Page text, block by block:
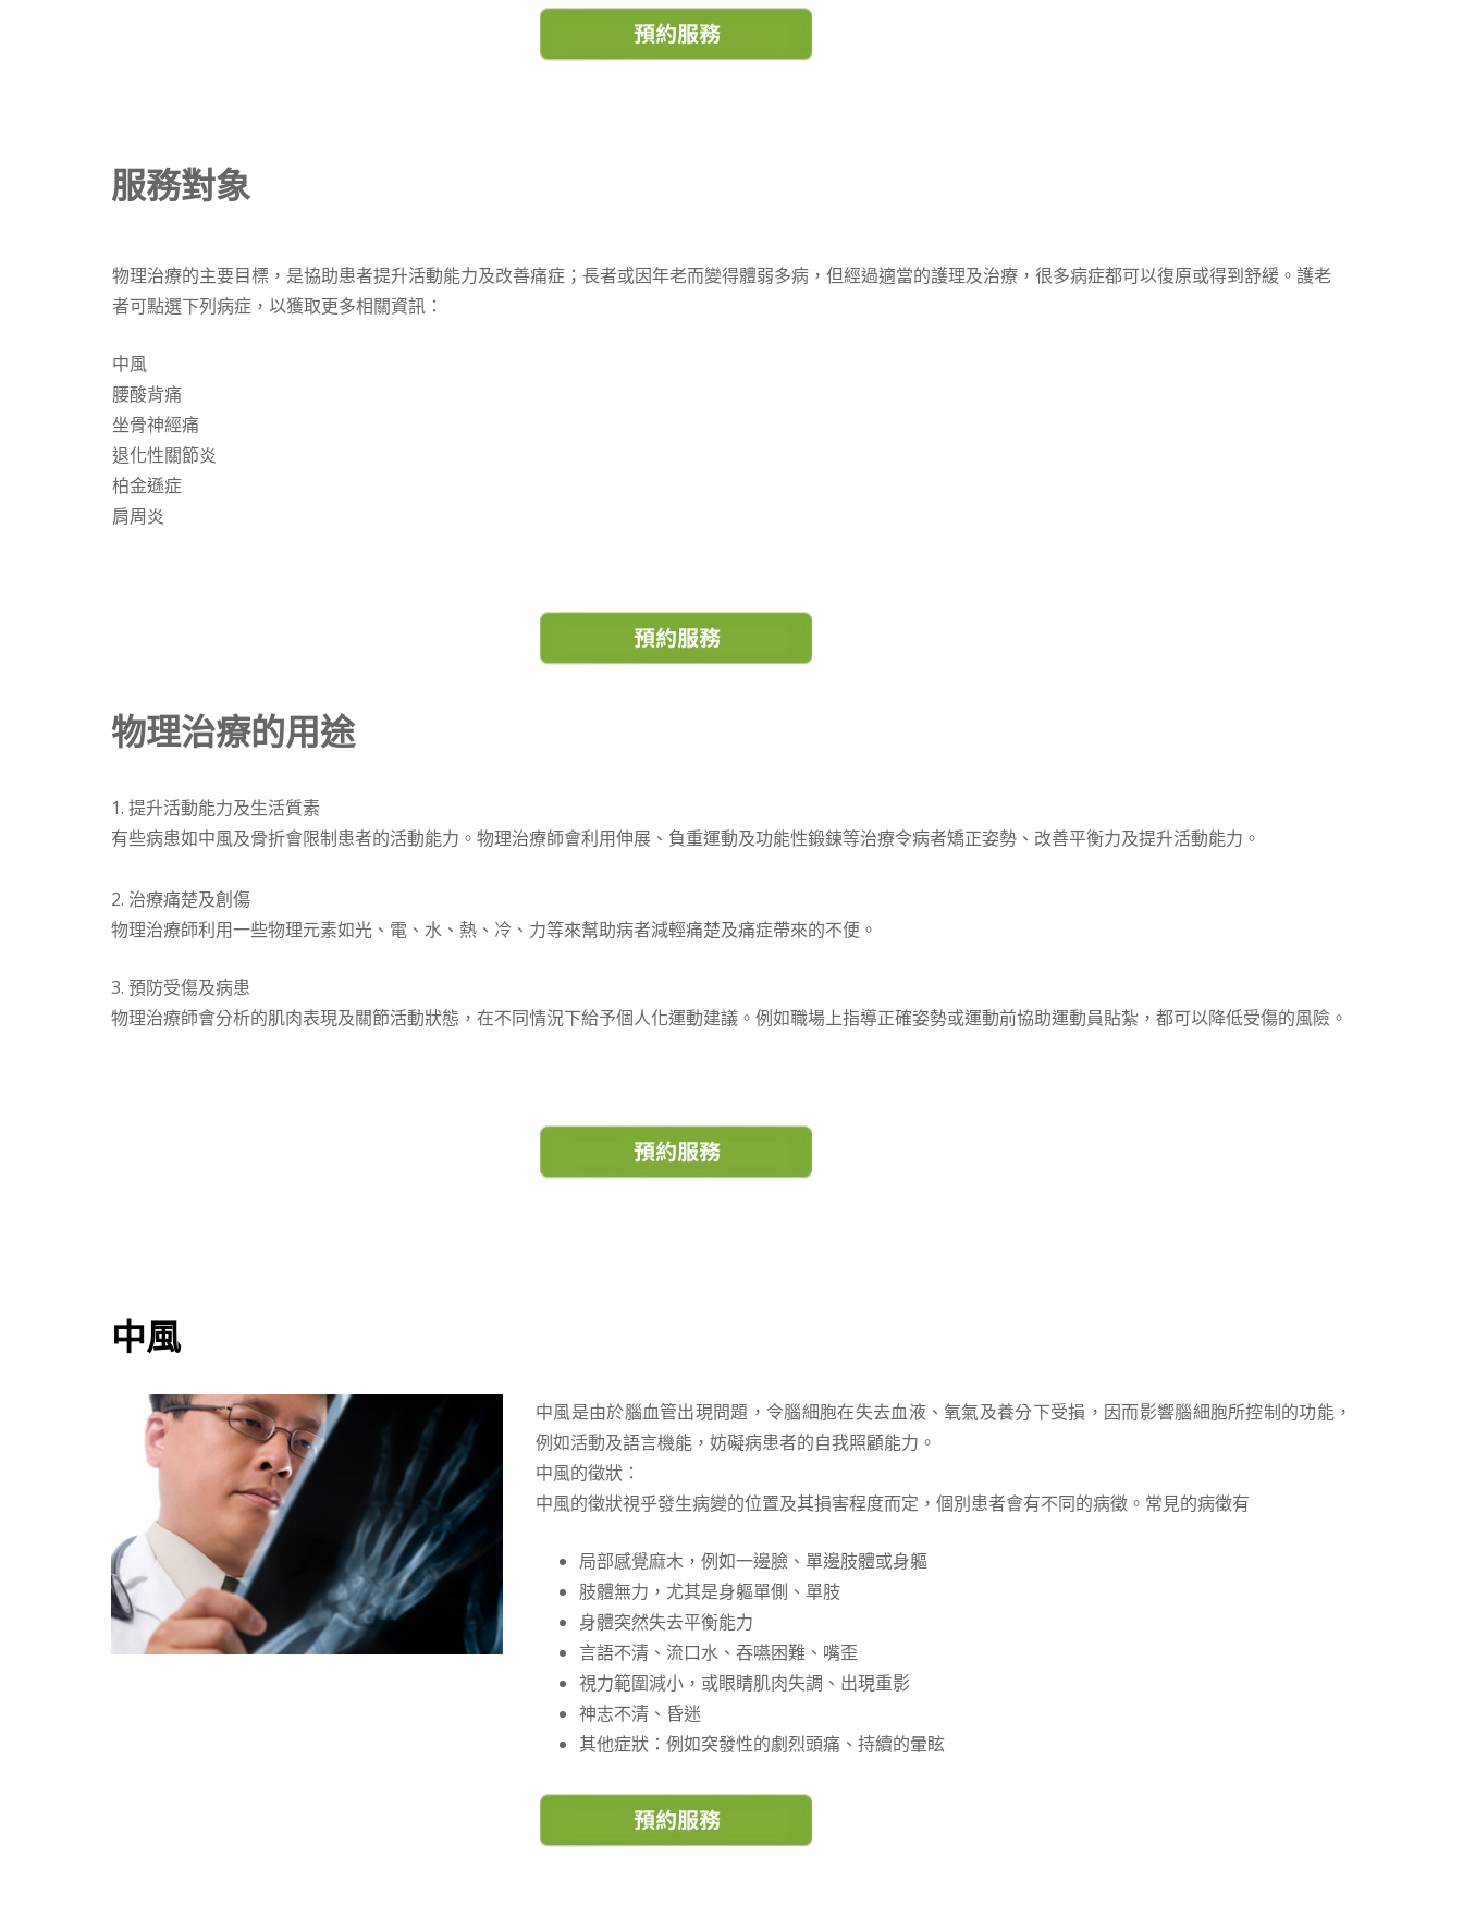
服務對象
物理治療的主要目標，是協助患者提升活動能力及改善痛症；長者或因年老而變得體弱多病，但經過適當的護理及治療，很多病症都可以復原或得到舒緩。護老
者可點選下列病症，以獲取更多相關資訊：
中風
腰酸背痛
坐骨神經痛
退化性關節炎
柏金遜症
肩周炎
物理治療的用途
1. 提升活動能力及生活質素
有些病患如中風及骨折會限制患者的活動能力。物理治療師會利用伸展、負重運動及功能性鍛鍊等治療令病者矯正姿勢、改善平衡力及提升活動能力。
2. 治療痛楚及創傷
物理治療師利用一些物理元素如光、電、水、熱、冷、力等來幫助病者減輕痛楚及痛症帶來的不便。
3. 預防受傷及病患
物理治療師會分析的肌肉表現及關節活動狀態，在不同情況下給予個人化運動建議。例如職場上指導正確姿勢或運動前協助運動員貼紮，都可以降低受傷的風險。
中風
中風是由於腦血管出現問題，令腦細胞在失去血液、氧氣及養分下受損，因而影響腦細胞所控制的功能，
例如活動及語言機能，妨礙病患者的自我照顧能力。
中風的徵狀：
中風的徵狀視乎發生病變的位置及其損害程度而定，個別患者會有不同的病徵。常見的病徵有
局部感覺麻木，例如一邊臉、單邊肢體或身軀
肢體無力，尤其是身軀單側、單肢
身體突然失去平衡能力
言語不清、流口水、吞嚥困難、嘴歪
視力範圍減小，或眼睛肌肉失調、出現重影
神志不清、昏迷
其他症狀：例如突發性的劇烈頭痛、持續的暈眩